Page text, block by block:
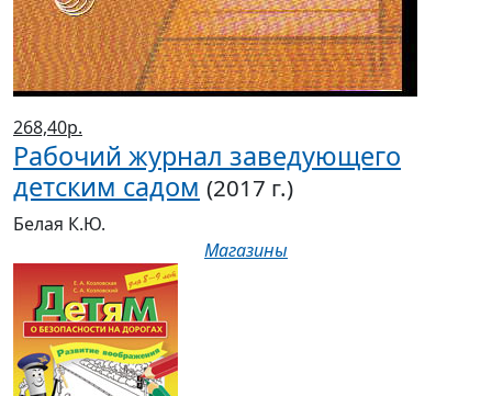
268,40р.
Рабочий журнал заведующего
детским садом (2017 г.)
Белая К.Ю.
Магазины